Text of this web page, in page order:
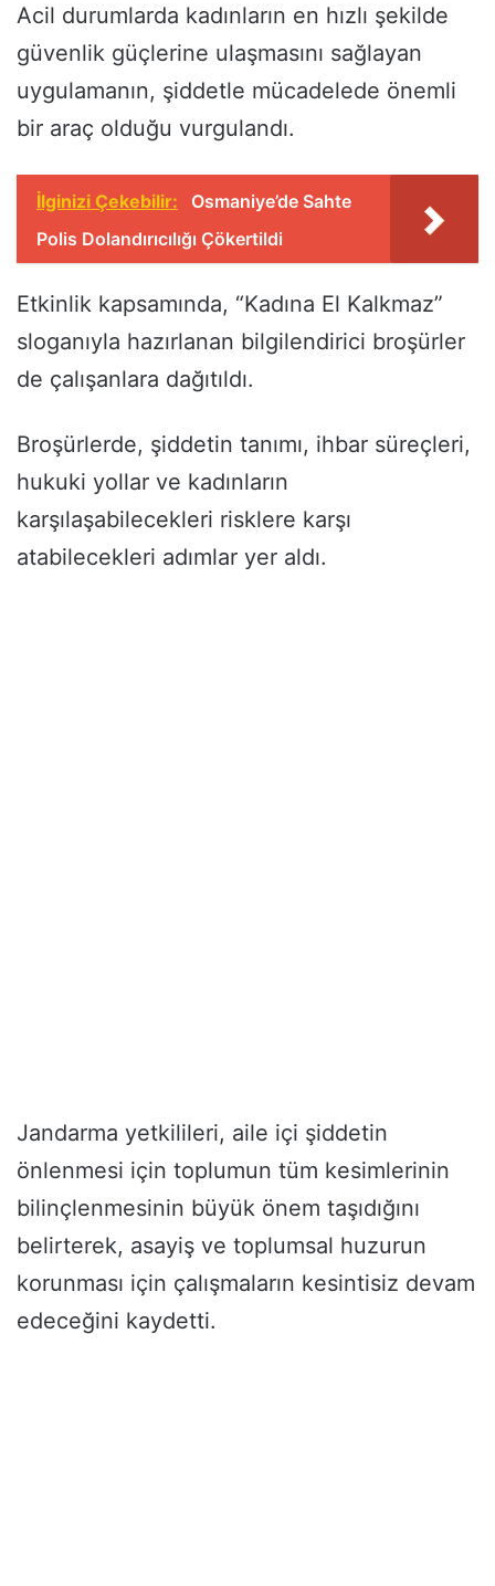
Acil durumlarda kadınların en hızlı şekilde
güvenlik güçlerine ulaşmasını sağlayan
uygulamanın, şiddetle mücadelede önemli
bir araç olduğu vurgulandı.
İlginizi Çekebilir:
Osmaniye’de Sahte
Polis Dolandırıcılığı Çökertildi
Etkinlik kapsamında, “Kadına El Kalkmaz”
sloganıyla hazırlanan bilgilendirici broşürler
de çalışanlara dağıtıldı.
Broşürlerde, şiddetin tanımı, ihbar süreçleri,
hukuki yollar ve kadınların
karşılaşabilecekleri risklere karşı
atabilecekleri adımlar yer aldı.
Jandarma yetkilileri, aile içi şiddetin
önlenmesi için toplumun tüm kesimlerinin
bilinçlenmesinin büyük önem taşıdığını
belirterek, asayiş ve toplumsal huzurun
korunması için çalışmaların kesintisiz devam
edeceğini kaydetti.